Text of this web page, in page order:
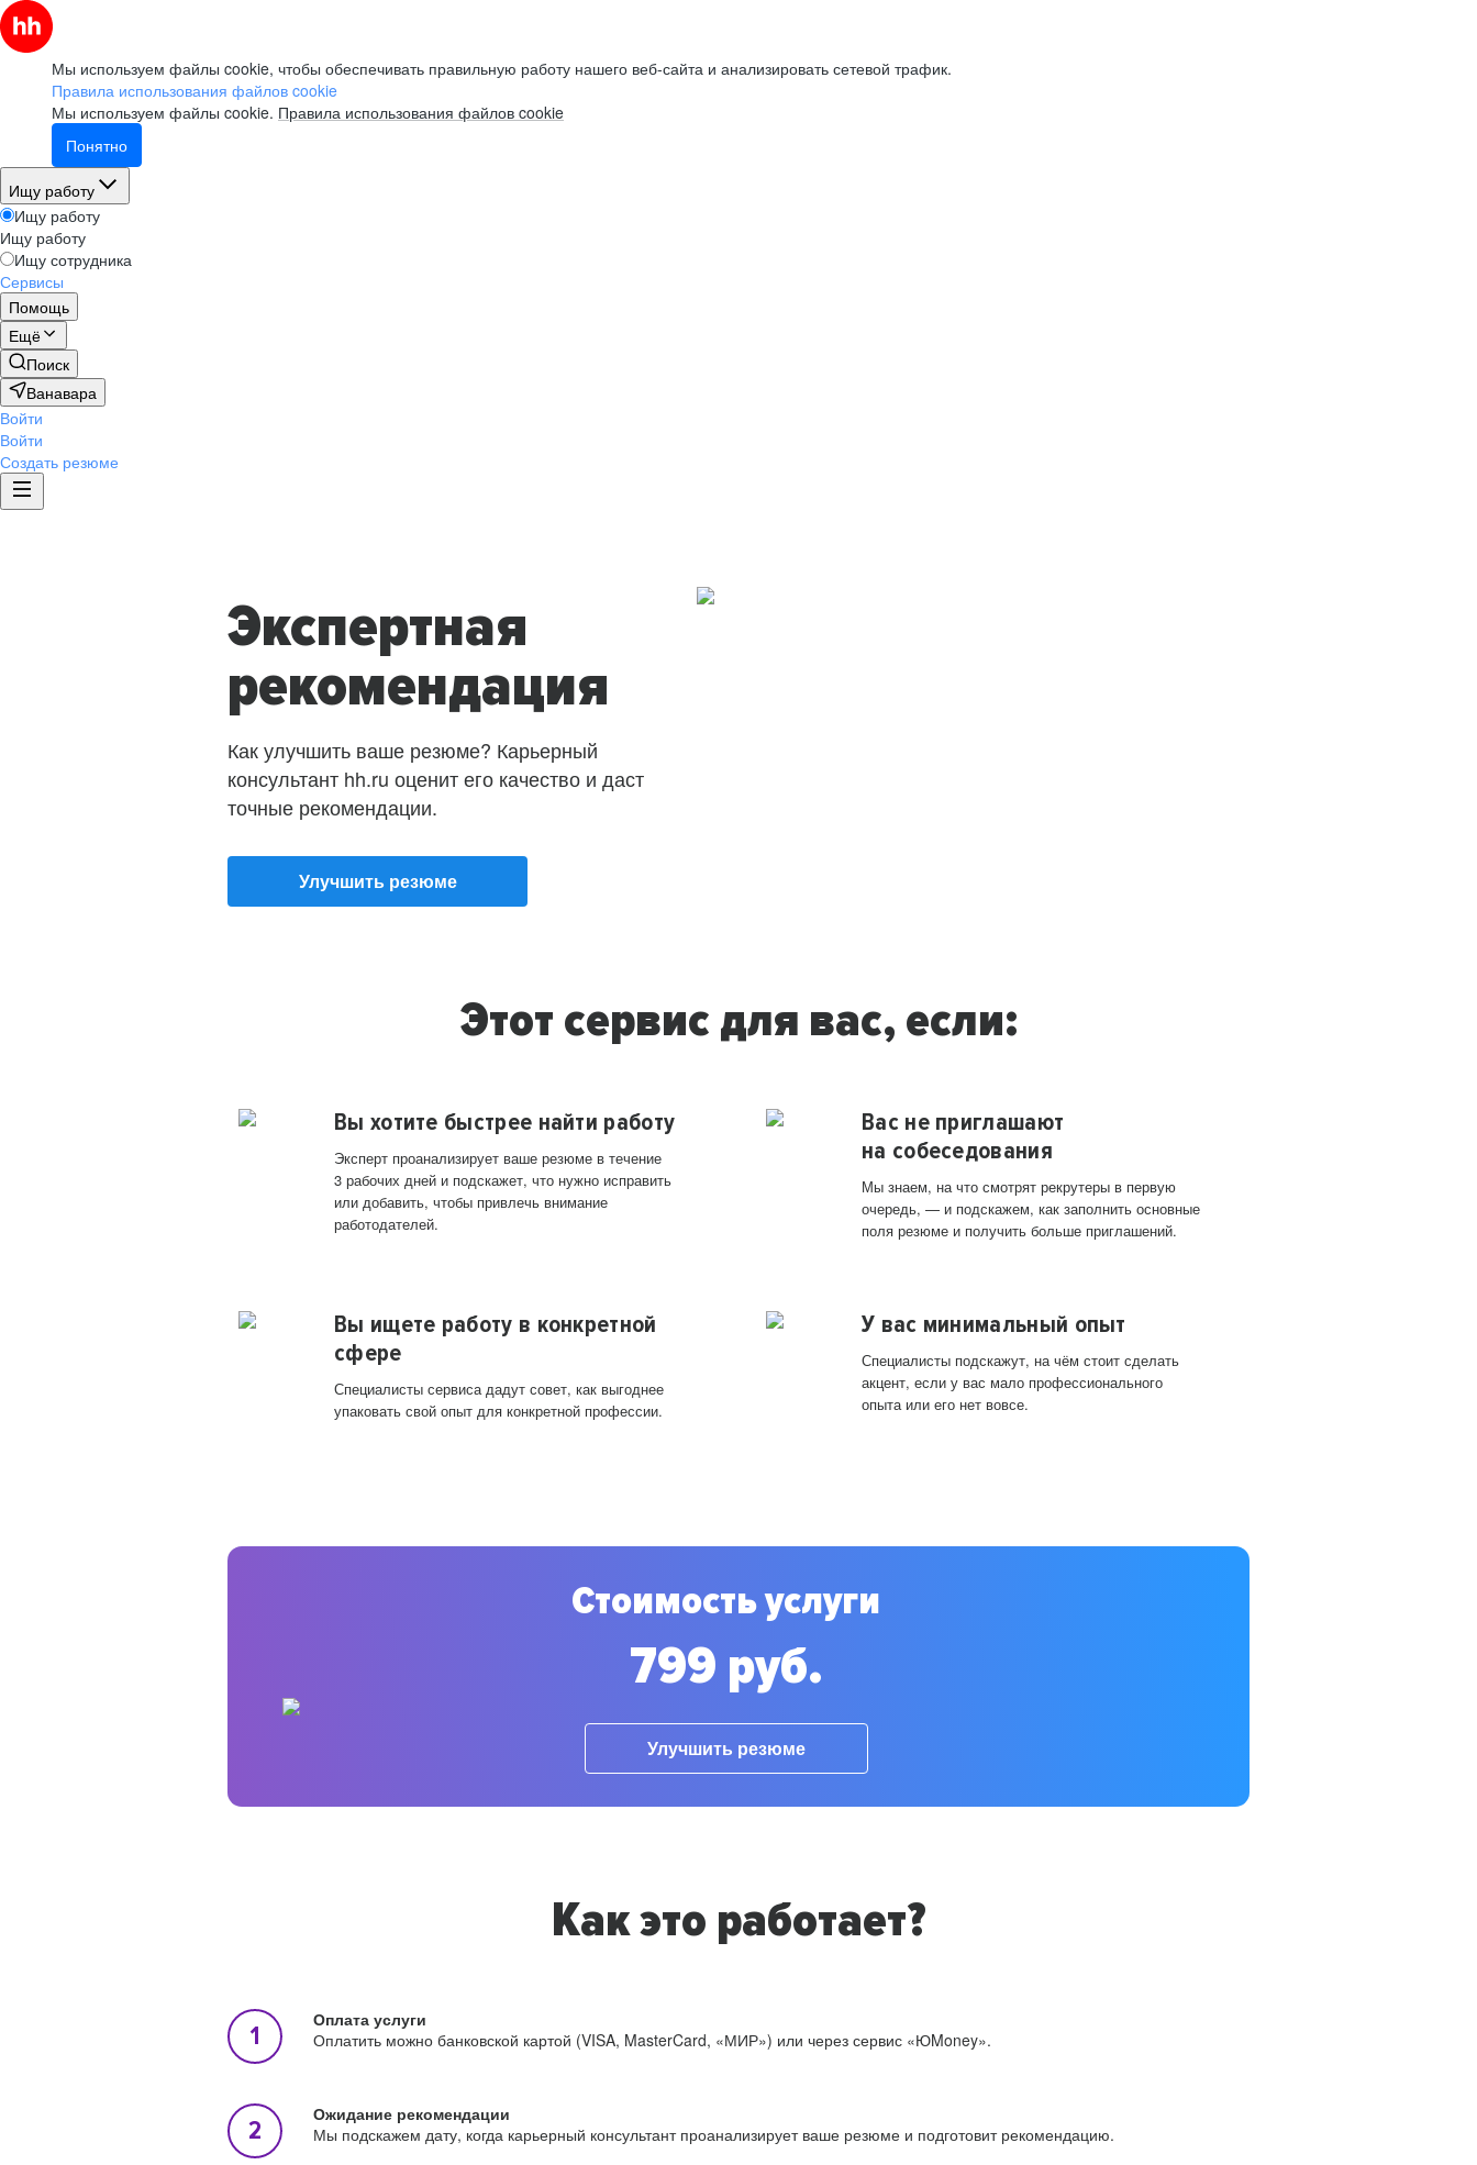
Мы используем файлы cookie, чтобы обеспечивать правильную работу нашего веб-сайта и анализировать сетевой трафик.
Правила использования файлов cookie
Мы используем файлы cookie. Правила использования файлов cookie
Понятно
Ищу работу
Ищу работу
Ищу работу
Ищу сотрудника
Сервисы
Помощь
Ещё
Поиск
Ванавара
Войти
Войти
Создать резюме
Экспертная
рекомендация
Как улучшить ваше резюме? Карьерный
консультант hh.ru оценит его качество и даст
точные рекомендации.
Улучшить резюме
Этот сервис для вас, если:
Вы хотите быстрее найти работу
Эксперт проанализирует ваше резюме в течение
3 рабочих дней и подскажет, что нужно исправить
или добавить, чтобы привлечь внимание
работодателей.
Вас не приглашают
на собеседования
Мы знаем, на что смотрят рекрутеры в первую
очередь, — и подскажем, как заполнить основные
поля резюме и получить больше приглашений.
Вы ищете работу в конкретной
сфере
Специалисты сервиса дадут совет, как выгоднее
упаковать свой опыт для конкретной профессии.
У вас минимальный опыт
Специалисты подскажут, на чём стоит сделать
акцент, если у вас мало профессионального
опыта или его нет вовсе.
Стоимость услуги
799 руб.
Улучшить резюме
Как это работает?
Оплата услуги
Оплатить можно банковской картой (VISA, MasterCard, «МИР») или через сервис «ЮMoney».
Ожидание рекомендации
Мы подскажем дату, когда карьерный консультант проанализирует ваше резюме и подготовит рекомендацию.